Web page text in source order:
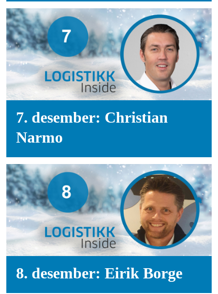
7. desember: Christian
Narmo
8. desember: Eirik Borge